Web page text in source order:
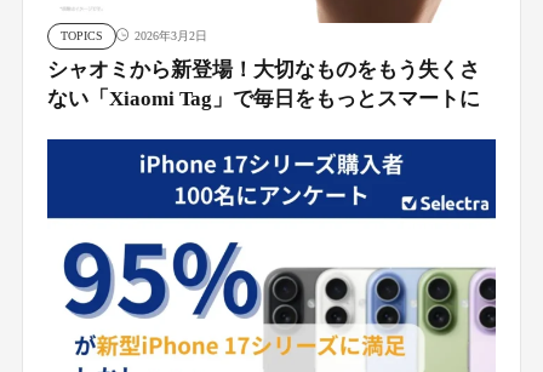
TOPICS 2026年3月2日
シャオミから新登場！大切なものをもう失くさ
ない「Xiaomi Tag」で毎日をもっとスマートに